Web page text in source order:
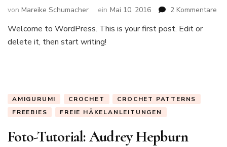
von Mareike Schumacher ein Mai 10, 2016 2 Kommentare
Welcome to WordPress. This is your first post. Edit or
delete it, then start writing!
AMIGURUMI CROCHET
CROCHET PATTERNS
FREEBIES
FREIE HÄKELANLEITUNGEN
Foto-Tutorial: Audrey Hepburn